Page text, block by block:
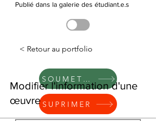
Publié dans la galerie des étudiant.e.s
SOUMETTRE
SUPRIMER
< Retour au portfolio
Modifier l'information d'une
œuvre